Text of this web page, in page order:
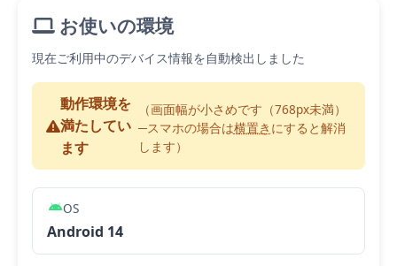
お使いの環境
現在ご利用中のデバイス情報を自動検出しました
動作環境を
満たしてい
ます
（画面幅が小さめです（768px未満）
─スマホの場合は横置き にすると解消
します）
OS
Android 14